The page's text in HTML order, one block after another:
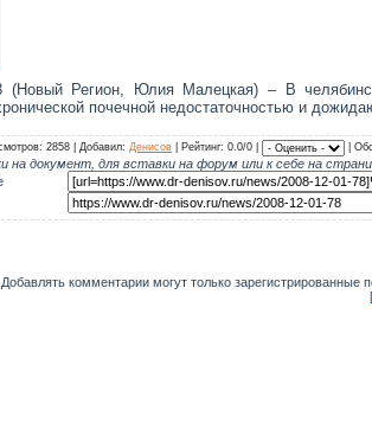
(Новый Регион, Юлия Малецкая) – В
почечной недостаточностью и
2858 | Добавил: Денисов | Рейтинг: 0.0/0 | |
на документ, для вставки на форум или к себе на
Добавлять комментарии могут только
[